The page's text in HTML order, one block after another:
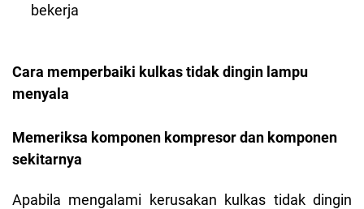
bekerja
Cara memperbaiki kulkas tidak dingin lampu
menyala
Memeriksa komponen kompresor dan komponen
sekitarnya
Apabila mengalami kerusakan kulkas tidak dingin